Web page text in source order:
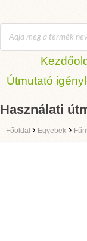
Útmutató
Használati
Főoldal › Egyebek ›